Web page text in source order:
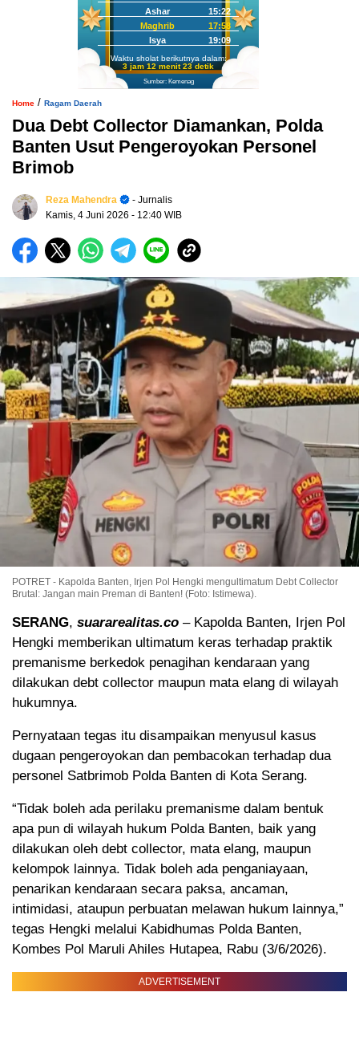
Ashar
15:22
Maghrib
17:58
Isya
19:09
Waktu sholat berikutnya dalam:
3 jam 12 menit 21 detik
Sumber: Kemenag
Home / Ragam Daerah
Dua Debt Collector Diamankan, Polda
Banten Usut Pengeroyokan Personel
Brimob
Reza Mahendra
- Jurnalis
Kamis, 4 Juni 2026 - 12:40 WIB
POTRET - Kapolda Banten, Irjen Pol Hengki mengultimatum Debt Collector
Brutal: Jangan main Preman di Banten! (Foto: Istimewa).
SERANG, suararealitas.co – Kapolda Banten, Irjen Pol
Hengki memberikan ultimatum keras terhadap praktik
premanisme berkedok penagihan kendaraan yang
dilakukan debt collector maupun mata elang di wilayah
hukumnya.
Pernyataan tegas itu disampaikan menyusul kasus
dugaan pengeroyokan dan pembacokan terhadap dua
personel Satbrimob Polda Banten di Kota Serang.
“Tidak boleh ada perilaku premanisme dalam bentuk
apa pun di wilayah hukum Polda Banten, baik yang
dilakukan oleh debt collector, mata elang, maupun
kelompok lainnya. Tidak boleh ada penganiayaan,
penarikan kendaraan secara paksa, ancaman,
intimidasi, ataupun perbuatan melawan hukum lainnya,”
tegas Hengki melalui Kabidhumas Polda Banten,
Kombes Pol Maruli Ahiles Hutapea, Rabu (3/6/2026).
ADVERTISEMENT